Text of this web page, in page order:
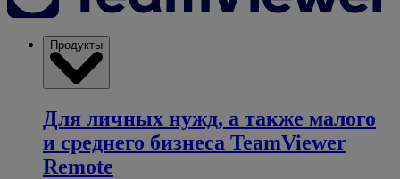
Продукты
Для личных нужд, а также малого
и среднего бизнеса TeamViewer
Remote